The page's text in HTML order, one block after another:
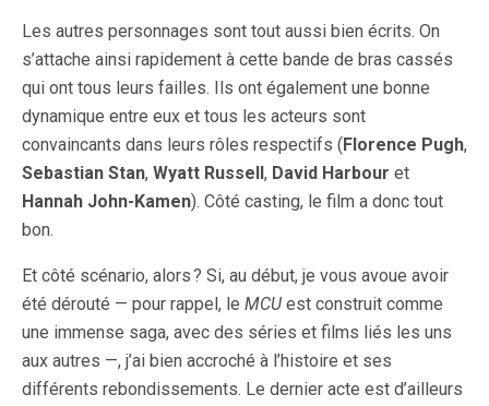
Les autres personnages sont tout aussi bien écrits. On
s’attache ainsi rapidement à cette bande de bras cassés
qui ont tous leurs failles. Ils ont également une bonne
dynamique entre eux et tous les acteurs sont
convaincants dans leurs rôles respectifs (Florence Pugh,
Sebastian Stan, Wyatt Russell, David Harbour et
Hannah John-Kamen). Côté casting, le film a donc tout
bon.
Et côté scénario, alors ? Si, au début, je vous avoue avoir
été dérouté — pour rappel, le MCUest construit comme
une immense saga, avec des séries et films liés les uns
aux autres —, j’ai bien accroché à l’histoire et ses
différents rebondissements. Le dernier acte est d’ailleurs